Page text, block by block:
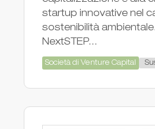
startup innovative nel
sostenibilità
NextSTEP...
Società di Venture Capital